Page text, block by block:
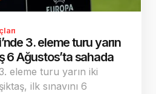
3. eleme turu yarın
6 Ağustos’ta sahada
eleme turu yarın iki
ilk sınavını 6